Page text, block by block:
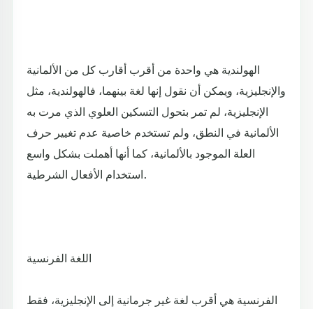
الهولندية هي واحدة من أقرب أقارب كل من الألمانية
والإنجليزية، ويمكن أن نقول إنها لغة بينهما، فالهولندية، مثل
الإنجليزية، لم تمر بتحول التسكين العلوي الذي مرت به
الألمانية في النطق، ولم تستخدم خاصية عدم تغيير حرف
العلة الموجود بالألمانية، كما أنها أهملت بشكل واسع
استخدام الأفعال الشرطية.
اللغة الفرنسية
الفرنسية هي أقرب لغة غير جرمانية إلى الإنجليزية، فقط